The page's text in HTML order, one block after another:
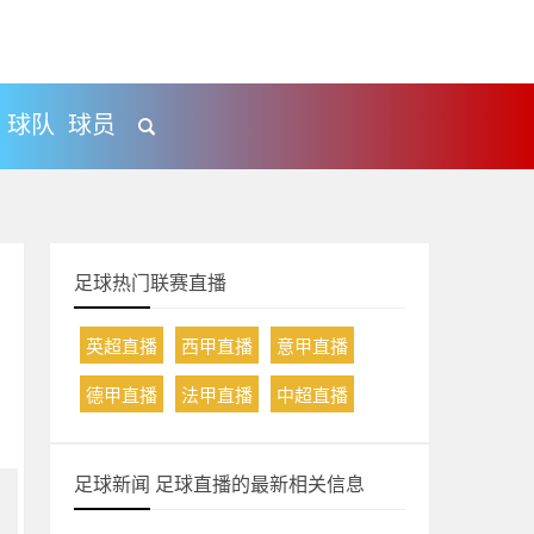
球队 球员
足球热门联赛直播
英超直播 西甲直播 意甲直播
德甲直播 法甲直播 中超直播
足球新闻 足球直播的最新相关信息